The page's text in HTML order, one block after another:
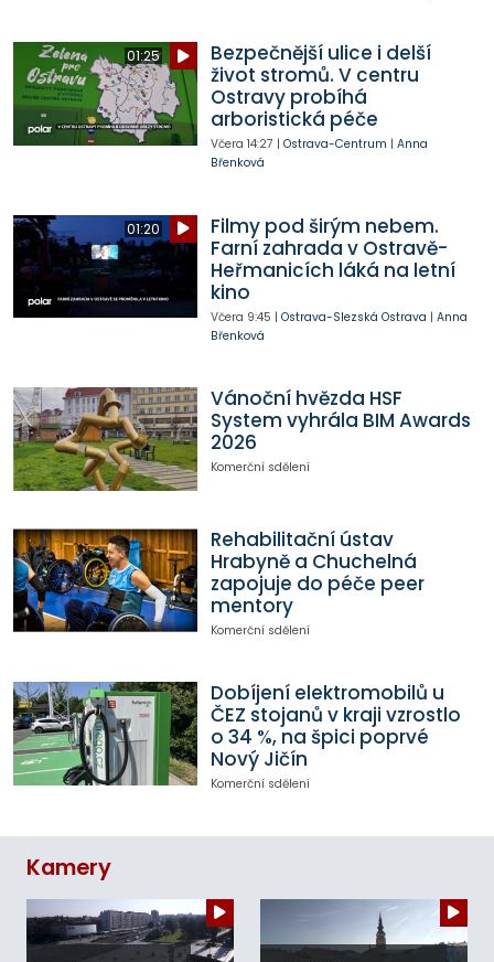
01:25
Bezpečnější ulice i delší
život stromů. V centru
Ostravy probíhá
arboristická péče
Včera 14:27 | Ostrava-Centrum | Anna
Břenková
01:20
Filmy pod širým nebem.
Farní zahrada v Ostravě-
Heřmanicích láká na letní
kino
Včera 9:45 | Ostrava-Slezská Ostrava | Anna
Břenková
Vánoční hvězda HSF
System vyhrála BIM Awards
2026
Komerční sdělení
Rehabilitační ústav
Hrabyně a Chuchelná
zapojuje do péče peer
mentory
Komerční sdělení
Dobíjení elektromobilů u
ČEZ stojanů v kraji vzrostlo
o 34 %, na špici poprvé
Nový Jičín
Komerční sdělení
Kamery